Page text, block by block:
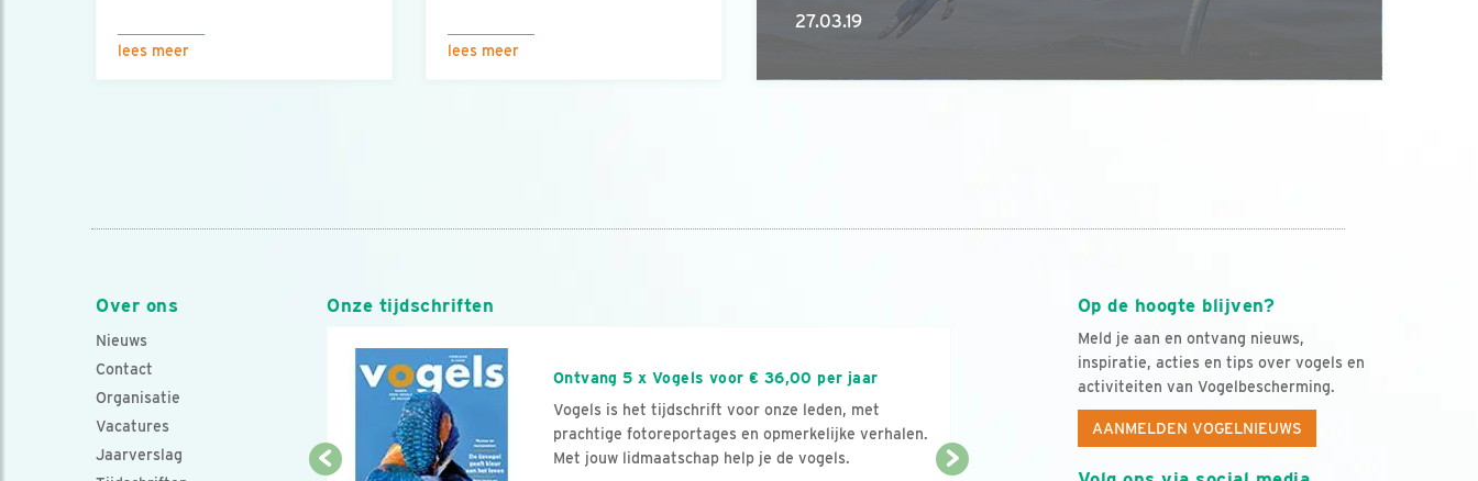
lees meer lees meer
27.03.19
Over ons
Nieuws
Contact
Organisatie
Vacatures
Jaarverslag
Op de hoogte blijven?
Meld je aan en ontvang nieuws,
inspiratie, acties en tips over vogels en
activiteiten van Vogelbescherming.
AANMELDEN VOGELNIEUWS
Onze tijdschriften
Ontvang 5 x Vogels voor € 36,00 per jaar
Vogels is het tijdschrift voor onze leden, met
prachtige fotoreportages en opmerkelijke verhalen.
Met jouw lidmaatschap help je de vogels.